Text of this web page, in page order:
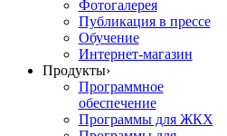
Фотогалерея
Публикация в прессе
Обучение
Интернет-магазин
Продукты›
Программное
обеспечение
Программы для ЖКХ